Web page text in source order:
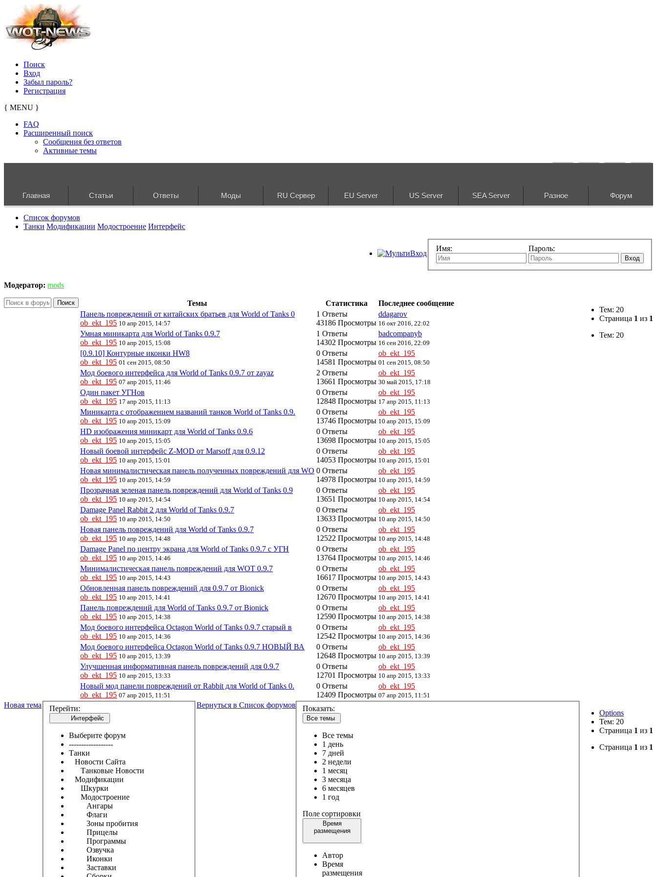
Поиск
Вход
Забыл пароль?
Регистрация
{ MENU }
FAQ
Расширенный поиск
Сообщения без ответов
Активные темы
Главная Статьи Ответы Моды RU Сервер EU Server US Server SEA Server Разное Форум
Список форумов
Танки Модификации Модостроение Интерфейс
Имя: Пароль:
Вход
Модератор: mods
Поиск
Тем: 20
Страница 1 из 1
Тем: 20
Темы Статистика
Последнее сообщение
Панель повреждений от китайских братьев для World of Tanks 0
ob_ekt_195 10 апр 2015, 14:57
1 Ответы
43186 Просмотры
ddagarov
16 окт 2016, 22:02
Умная миникарта для World of Tanks 0.9.7
ob_ekt_195 10 апр 2015, 15:08
1 Ответы
14302 Просмотры
badcompanyb
16 сен 2016, 22:09
[0.9.10] Контурные иконки HW8
ob_ekt_195 01 сен 2015, 08:50
0 Ответы
14581 Просмотры
ob_ekt_195
01 сен 2015, 08:50
Мод боевого интерфейса для World of Tanks 0.9.7 от zayaz
ob_ekt_195 07 апр 2015, 11:46
2 Ответы
13661 Просмотры
ob_ekt_195
30 май 2015, 17:18
Один пакет УГНов
ob_ekt_195 17 апр 2015, 11:13
0 Ответы
12848 Просмотры
ob_ekt_195
17 апр 2015, 11:13
Миникарта с отображением названий танков World of Tanks 0.9.
ob_ekt_195 10 апр 2015, 15:09
0 Ответы
13746 Просмотры
ob_ekt_195
10 апр 2015, 15:09
HD изображения миникарт для World of Tanks 0.9.6
ob_ekt_195 10 апр 2015, 15:05
0 Ответы
13698 Просмотры
ob_ekt_195
10 апр 2015, 15:05
Новый боевой интерфейс Z-MOD от Marsoff для 0.9.12
ob_ekt_195 10 апр 2015, 15:01
0 Ответы
14053 Просмотры
ob_ekt_195
10 апр 2015, 15:01
Новая минималистическая панель полученных повреждений для WO
ob_ekt_195 10 апр 2015, 14:59
0 Ответы
14978 Просмотры
ob_ekt_195
10 апр 2015, 14:59
Прозрачная зеленая панель повреждений для World of Tanks 0.9
ob_ekt_195 10 апр 2015, 14:54
0 Ответы
13651 Просмотры
ob_ekt_195
10 апр 2015, 14:54
Damage Panel Rabbit 2 для World of Tanks 0.9.7
ob_ekt_195 10 апр 2015, 14:50
0 Ответы
13633 Просмотры
ob_ekt_195
10 апр 2015, 14:50
Новая панель повреждений для World of Tanks 0.9.7
ob_ekt_195 10 апр 2015, 14:48
0 Ответы
12522 Просмотры
ob_ekt_195
10 апр 2015, 14:48
Damage Panel по центру экрана для World of Tanks 0.9.7 с УГН
ob_ekt_195 10 апр 2015, 14:46
0 Ответы
13764 Просмотры
ob_ekt_195
10 апр 2015, 14:46
Минималистическая панель повреждений для WOT 0.9.7
ob_ekt_195 10 апр 2015, 14:43
0 Ответы
16617 Просмотры
ob_ekt_195
10 апр 2015, 14:43
Обновленная панель повреждений для 0.9.7 от Bionick
ob_ekt_195 10 апр 2015, 14:41
0 Ответы
12670 Просмотры
ob_ekt_195
10 апр 2015, 14:41
Панель повреждений для World of Tanks 0.9.7 от Bionick
ob_ekt_195 10 апр 2015, 14:38
0 Ответы
12590 Просмотры
ob_ekt_195
10 апр 2015, 14:38
Мод боевого интерфейса Octagon World of Tanks 0.9.7 старый в
ob_ekt_195 10 апр 2015, 14:36
0 Ответы
12542 Просмотры
ob_ekt_195
10 апр 2015, 14:36
Мод боевого интерфейса Octagon World of Tanks 0.9.7 НОВЫЙ ВА
ob_ekt_195 10 апр 2015, 13:39
0 Ответы
12648 Просмотры
ob_ekt_195
10 апр 2015, 13:39
Улучшенная информативная панель повреждений для 0.9.7
ob_ekt_195 10 апр 2015, 13:33
0 Ответы
12701 Просмотры
ob_ekt_195
10 апр 2015, 13:33
Новый мод панели повреждений от Rabbit для World of Tanks 0.
ob_ekt_195 07 апр 2015, 11:51
0 Ответы
12409 Просмотры
ob_ekt_195
07 апр 2015, 11:51
Новая тема
Options
Тем: 20
Страница 1 из 1
Страница 1 из 1
Перейти:
Интерфейс
Выберите форум
------------------
Танки
Новости Сайта
Танковые Новости
Модификации
Шкурки
Модостроение
Ангары
Флаги
Зоны пробития
Прицелы
Программы
Озвучка
Иконки
Заставки
Вернуться в Список форумов Показать:
Все темы
Все темы
1 день
7 дней
2 недели
1 месяц
3 месяца
6 месяцев
1 год
Поле сортировки
Время
размещения
Автор
Время
размещения